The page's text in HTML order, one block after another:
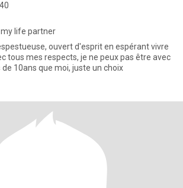
my life partner
ouvert d'esprit en espérant vivre
tous mes respects, je ne peux pas être avec
10ans que moi, juste un choix